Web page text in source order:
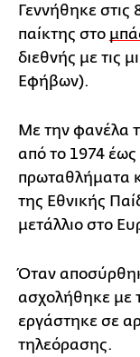
Γεννήθηκε στις
παίκτης στο
διεθνής με τις
Εφήβων).
Με την φανέλα
από το 1974 έως
πρωταθλήματα
της Εθνικής
μετάλλιο στο
Όταν
ασχολήθηκε με
εργάστηκε σε
τηλεόρασης.